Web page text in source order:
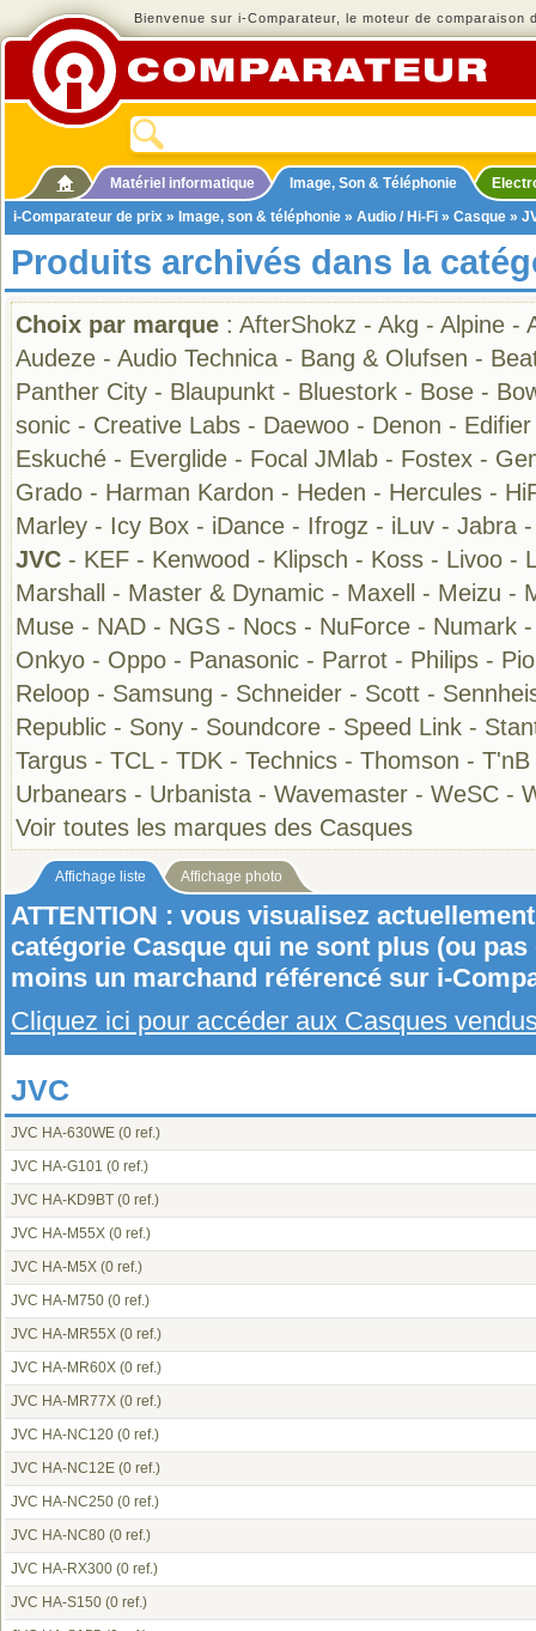
Bienvenue sur i-Comparateur, le moteur de comparaison
Matériel informatique Image, Son & Téléphonie
i-Comparateur de prix » Image, son & téléphonie » Audio / Hi-Fi » Casque »
Produits archivés dans la
Choix par marque : AfterShokz - Akg - Alpine -
Audeze - Audio Technica - Bang & Olufsen -
Panther City - Blaupunkt - Bluestork - Bose -
sonic - Creative Labs - Daewoo - Denon - Edifier
Eskuché - Everglide - Focal JMlab - Fostex -
Grado - Harman Kardon - Heden - Hercules -
Marley - Icy Box - iDance - Ifrogz - iLuv - Jabra
JVC - KEF - Kenwood - Klipsch - Koss - Livoo -
Marshall
- Master & Dynamic - Maxell - Meizu -
Muse - NAD - NGS - Nocs - NuForce - Numark
Onkyo - Oppo - Panasonic - Parrot - Philips -
Reloop - Samsung - Schneider - Scott -
Republic - Sony - Soundcore - Speed Link -
Targus - TCL- TDK - Technics - Thomson - T'nB
Urbanears - Urbanista - Wavemaster - WeSC -
Voir toutes les marques des Casques
Affichage liste Affichage photo
ATTENTION : vous visualisez
catégorie Casque qui ne sont plus (ou
moins un marchand référencé sur i-
Cliquez ici pour accéder aux Casques
JVC
JVC HA-630WE (0 ref.)
JVC HA-G101 (0 ref.)
JVC HA-KD9BT (0 ref.)
JVC HA-M55X (0 ref.)
JVC HA-M5X (0 ref.)
JVC HA-M750 (0 ref.)
JVC HA-MR55X (0 ref.)
JVC HA-MR60X (0 ref.)
JVC HA-MR77X (0 ref.)
JVC HA-NC120 (0 ref.)
JVC HA-NC12E (0 ref.)
JVC HA-NC250 (0 ref.)
JVC HA-NC80 (0 ref.)
JVC HA-RX300 (0 ref.)
JVC HA-S150 (0 ref.)